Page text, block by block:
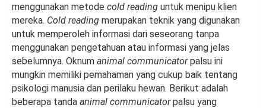
menggunakan metode cold reading untuk menipu klien
mereka. Cold reading merupakan teknik yang digunakan
untuk memperoleh informasi dari seseorang tanpa
menggunakan pengetahuan atau informasi yang jelas
sebelumnya. Oknum animal communicatorpalsu ini
mungkin memiliki pemahaman yang cukup baik tentang
psikologi manusia dan perilaku hewan. Berikut adalah
beberapa tanda animal communicatorpalsu yang